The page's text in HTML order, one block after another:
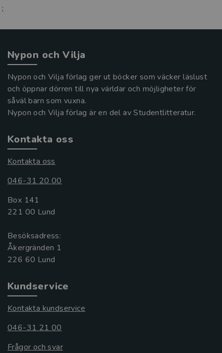
;
Nypon och Vilja
Nypon och Vilja förlag ger ut böcker som väcker läslust
och öppnar dörren till nya världar och möjligheter för
såväl barn som vuxna.
Nypon och Vilja förlag är en del av Studentlitteratur.
Kontakta oss
Kontakta oss
046-31 20 00
Box 141
221 00 Lund
Besöksadress:
Åkergränden 1
Kundservice
Kontakta kundservice
046-31 21 00
Frågor och svar